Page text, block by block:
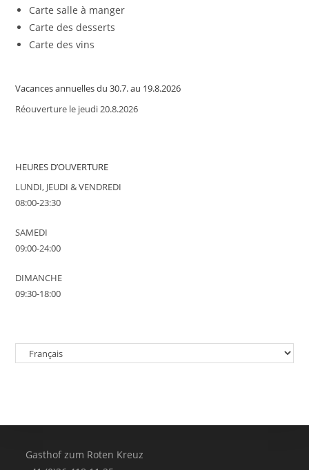
Carte salle à manger
Carte des desserts
Carte des vins
Vacances annuelles du 30.7. au 19.8.2026
Réouverture le jeudi 20.8.2026
HEURES D’OUVERTURE
LUNDI, JEUDI & VENDREDI
08:00-23:30
SAMEDI
09:00-24:00
DIMANCHE
09:30-18:00
Choisir
Gasthof zum Roten Kreuz